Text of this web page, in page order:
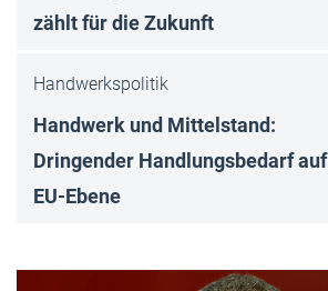
zählt für die Zukunft
Handwerkspolitik
Handwerk und Mittelstand:
Dringender Handlungsbedarf auf
EU-Ebene